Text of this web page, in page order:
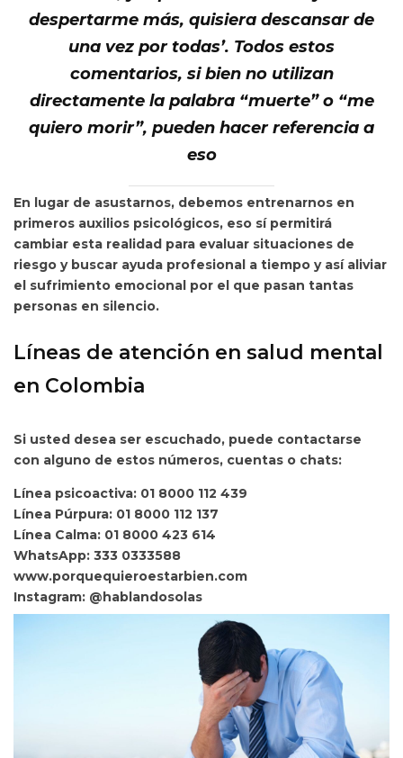
despertarme más, quisiera descansar de
una vez por todas’. Todos estos
comentarios, si bien no utilizan
directamente la palabra “muerte” o “me
quiero morir”, pueden hacer referencia a
eso
En lugar de asustarnos, debemos entrenarnos en
primeros auxilios psicológicos, eso sí permitirá
cambiar esta realidad para evaluar situaciones de
riesgo y buscar ayuda profesional a tiempo y así aliviar
el sufrimiento emocional por el que pasan tantas
personas en silencio.
Líneas de atención en salud mental
en Colombia
Si usted desea ser escuchado, puede contactarse
con alguno de estos números, cuentas o chats:
Línea psicoactiva: 01 8000 112 439
Línea Púrpura: 01 8000 112 137
Línea Calma: 01 8000 423 614
WhatsApp: 333 0333588
www.porquequieroestarbien.com
Instagram: @hablandosolas